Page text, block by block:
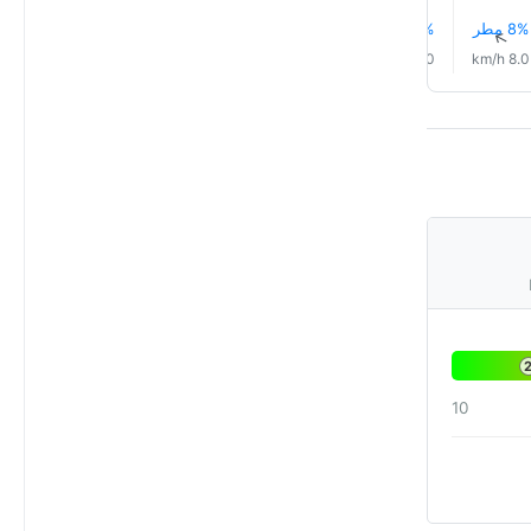
8% مطر↑
8.0 km/h
9% مطر
7.0 km/h
2
10